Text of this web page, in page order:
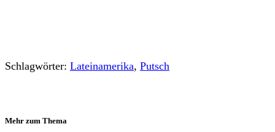
Schlagwörter: Lateinamerika, Putsch
Mehr zum Thema